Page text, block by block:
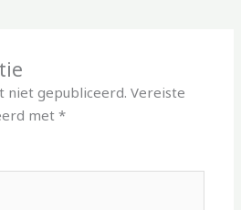
niet gepubliceerd. Vereiste
met*